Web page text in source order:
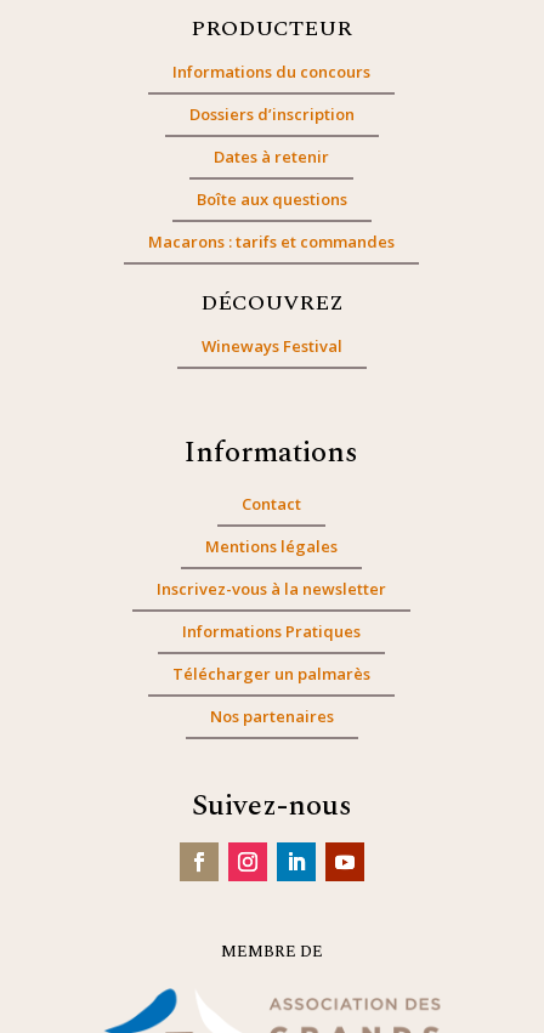
PRODUCTEUR
Informations du concours
Dossiers d’inscription
Dates à retenir
Boîte aux questions
Macarons : tarifs et commandes
DÉCOUVREZ
Wineways Festival
Informations
Contact
Mentions légales
Inscrivez-vous à la newsletter
Informations Pratiques
Télécharger un palmarès
Nos partenaires
Suivez-nous
MEMBRE DE